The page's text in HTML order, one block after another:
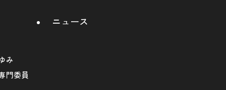
み
門委員
ニュース